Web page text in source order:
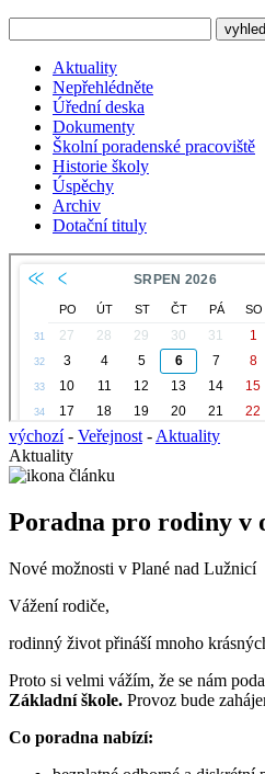
Aktuality
Nepřehlédněte
Úřední deska
Dokumenty
Školní poradenské pracoviště
Historie školy
Úspěchy
Archiv
Dotační tituly
výchozí- Veřejnost - Aktuality
Aktuality
Poradna pro rodiny v
Nové možnosti v Plané nad Lužnicí
Vážení rodiče,
rodinný život přináší mnoho
Proto si velmi vážím, že se nám
Základní škole. Provoz bude
Co poradna nabízí: